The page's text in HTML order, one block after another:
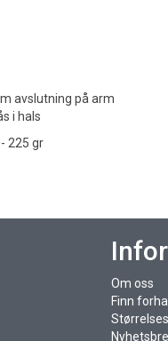
avslutning på arm
i hals
225 gr
Om oss
Finn